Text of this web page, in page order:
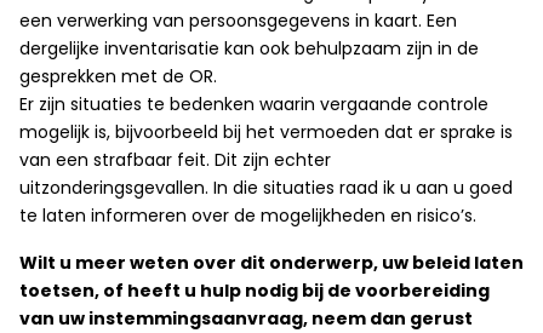
een verwerking van persoonsgegevens in kaart. Een
dergelijke inventarisatie kan ook behulpzaam zijn in de
gesprekken met de OR.
Er zijn situaties te bedenken waarin vergaande controle
mogelijk is, bijvoorbeeld bij het vermoeden dat er sprake is
van een strafbaar feit. Dit zijn echter
uitzonderingsgevallen. In die situaties raad ik u aan u goed
te laten informeren over de mogelijkheden en risico’s.
Wilt u meer weten over dit onderwerp, uw beleid laten
toetsen, of heeft u hulp nodig bij de voorbereiding
van uw instemmingsaanvraag, neem dan gerust